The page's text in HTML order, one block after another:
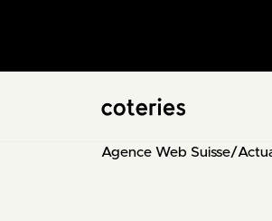
Agence Web Suisse/